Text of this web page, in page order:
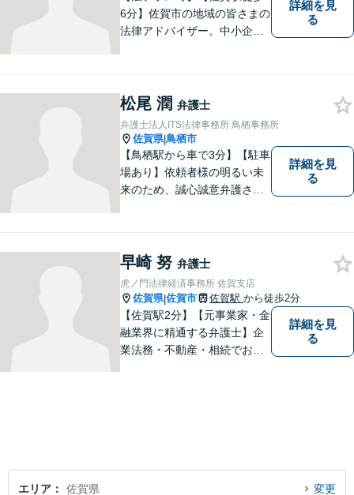
6分】佐賀市の地域の皆さまの
法律アドバイザー。中小企業
う、最善を尽くさせていただ
きます。【土日夜間対応】
詳細を見
る
松尾 潤 弁護士
弁護士法人ITS法律事務所 鳥栖事務所
佐賀県|鳥栖市
【鳥栖駅から車で3分】【駐車
場あり】依頼者様の明るい未
来のため、誠心誠意弁護させ
相続など、幅広い困りごとに
対応可能！【完全個室で対
応】
詳細を見
る
早崎 努 弁護士
虎ノ門法律経済事務所 佐賀支店
佐賀県|佐賀市 佐賀駅 から徒歩2分
【佐賀駅2分】【元事業家・金
融業界に精通する弁護士】企
業法務・不動産・相続でお困
詳細を見
る
エリア 佐賀県 変更